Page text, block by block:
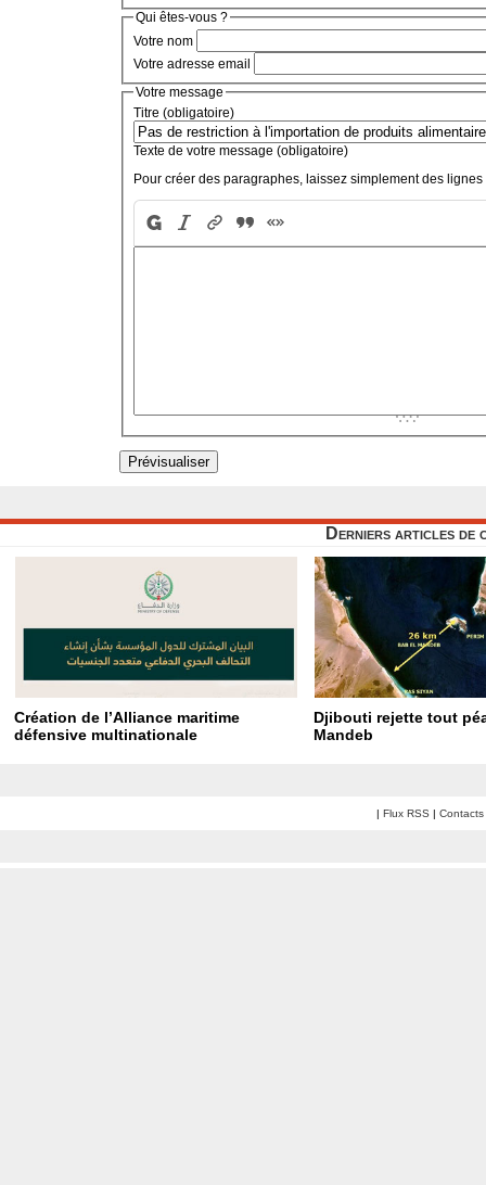
Qui êtes-vous ?
Votre nom
Votre adresse email
Votre message
Titre (obligatoire)
Texte de votre message (obligatoire)
Pour créer des paragraphes, laissez simplement des lignes
Derniers articles de
Création de l’Alliance maritime
défensive multinationale
Djibouti rejette tout
Mandeb
| Flux RSS | Contacts